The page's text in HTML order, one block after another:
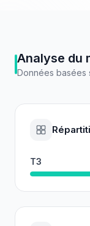
Analyse du
Données basées
T3